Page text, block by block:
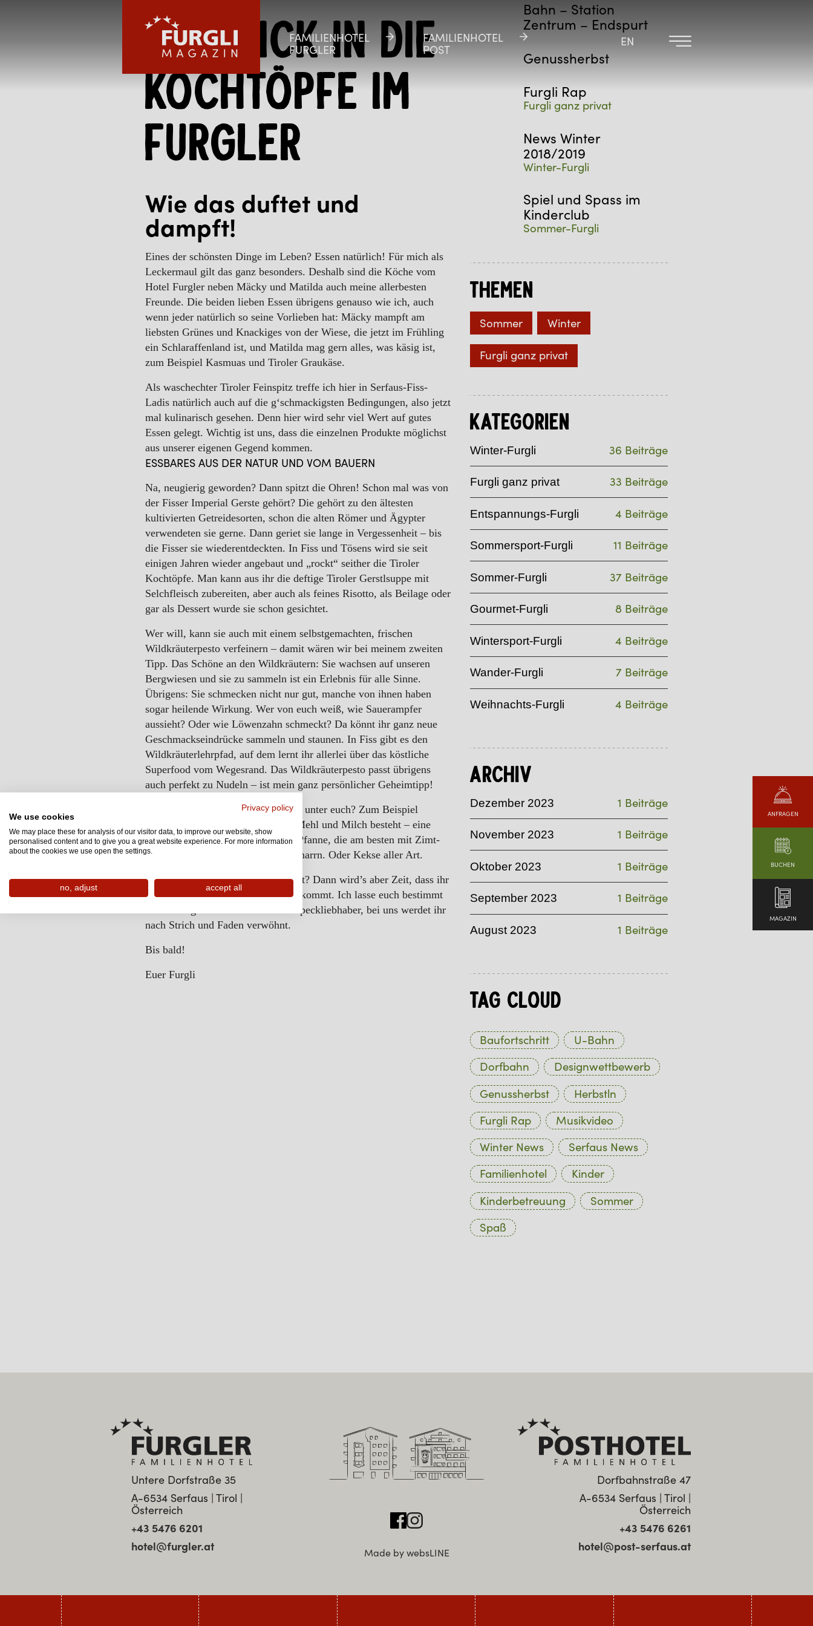
FAMILIENHOTEL
FURGLER
FAMILIENHOTEL
POST
EN
FAMILIENHOTEL
FURGLER
FAMILIENHOTEL
POST
EN
FURGLI HOTELS
KINDER
SOMMER
WINTER
ANFRAGEN
BUCHEN
MAGAZIN
Ein Blick in die
Kochtöpfe im
Furgler
Wie das duftet und
dampft!
Eines der schönsten Dinge im Leben? Essen natürlich! Für mich als
Leckermaul gilt das ganz besonders. Deshalb sind die Köche vom
Hotel Furgler neben Mäcky und Matilda auch meine allerbesten
Freunde. Die beiden lieben Essen übrigens genauso wie ich, auch
wenn jeder natürlich so seine Vorlieben hat: Mäcky mampft am
liebsten Grünes und Knackiges von der Wiese, die jetzt im Frühling
ein Schlaraffenland ist, und Matilda mag gern alles, was käsig ist,
zum Beispiel Kasmuas und Tiroler Graukäse.
Als waschechter Tiroler Feinspitz treffe ich hier in Serfaus-Fiss-
Ladis natürlich auch auf die g‘schmackigsten Bedingungen, also jetzt
mal kulinarisch gesehen. Denn hier wird sehr viel Wert auf gutes
Essen gelegt. Wichtig ist uns, dass die einzelnen Produkte möglichst
aus unserer eigenen Gegend kommen.
ESSBARES AUS DER NATUR UND VOM BAUERN
Na, neugierig geworden? Dann spitzt die Ohren! Schon mal was von
der Fisser Imperial Gerste gehört? Die gehört zu den ältesten
kultivierten Getreidesorten, schon die alten Römer und Ägypter
verwendeten sie gerne. Dann geriet sie lange in Vergessenheit – bis
die Fisser sie wiederentdeckten. In Fiss und Tösens wird sie seit
einigen Jahren wieder angebaut und „rockt“ seither die Tiroler
Kochtöpfe. Man kann aus ihr die deftige Tiroler Gerstlsuppe mit
Selchfleisch zubereiten, aber auch als feines Risotto, als Beilage oder
gar als Dessert wurde sie schon gesichtet.
Wer will, kann sie auch mit einem selbstgemachten, frischen
Wildkräuterpesto verfeinern – damit wären wir bei meinem zweiten
Tipp. Das Schöne an den Wildkräutern: Sie wachsen auf unseren
Bergwiesen und sie zu sammeln ist ein Erlebnis für alle Sinne.
Übrigens: Sie schmecken nicht nur gut, manche von ihnen haben
sogar heilende Wirkung. Wer von euch weiß, wie Sauerampfer
aussieht? Oder wie Löwenzahn schmeckt? Da könnt ihr ganz neue
Geschmackseindrücke sammeln und staunen. In Fiss gibt es den
Wildkräuterlehrpfad, auf dem lernt ihr allerlei über das köstliche
Superfood vom Wegesrand. Das Wildkräuterpesto passt übrigens
auch perfekt zu Nudeln – ist mein ganz persönlicher Geheimtipp!
Und was gibt’s für die Naschkatzen unter euch? Zum Beispiel
Melchermuas, das nur aus Butter, Mehl und Milch besteht – eine
knusprig gebratene Speise aus der Pfanne, die am besten mit Zimt-
Zucker schmeckt. Oder Topfenschmarrn. Oder Kekse aller Art.
Manche der Gerichte kennt ihr nicht? Dann wird’s aber Zeit, dass ihr
bald mal insFamilienhotel Furgler
kommt. Ich lasse euch bestimmt
etwas übrig. Ob Naschkatze oder Speckliebhaber, bei uns werdet ihr
nach Strich und Faden verwöhnt.
Bis bald!
Euer Furgli
Bahn – Station
Zentrum – Endspurt
Genussherbst
Furgli Rap
Furgli ganz privat
News Winter
2018/2019
Winter-Furgli
Spiel und Spass im
Kinderclub
Sommer-Furgli
Themen
Sommer Winter
Furgli ganz privat
Kategorien
Winter-Furgli 36 Beiträge
Furgli ganz privat 33 Beiträge
Entspannungs-Furgli 4 Beiträge
Sommersport-Furgli 11 Beiträge
Sommer-Furgli 37 Beiträge
Gourmet-Furgli 8 Beiträge
Wintersport-Furgli 4 Beiträge
Wander-Furgli 7 Beiträge
Weihnachts-Furgli 4 Beiträge
Archiv
Dezember 2023 1 Beiträge
November 2023 1 Beiträge
Oktober 2023 1 Beiträge
September 2023 1 Beiträge
August 2023 1 Beiträge
Tag Cloud
Baufortschritt
U-Bahn
Dorfbahn
Designwettbewerb
Genussherbst
Herbstln
Furgli Rap
Musikvideo
Winter News
Serfaus News
Familienhotel
Kinder
Kinderbetreuung
Sommer
Spaß
Untere Dorfstraße 35
A-6534 Serfaus | Tirol |
Österreich
+43 5476 6201
hotel@furgler.at
Made by websLINE
Dorfbahnstraße 47
A-6534 Serfaus | Tirol |
Österreich
+43 5476 6261
hotel@post-serfaus.at
Privacy policy
We use cookies
We may place these for analysis of our visitor data, to improve our website, show
personalised content and to give you a great website experience. For more information
about the cookies we use open the settings.
no, adjust accept all